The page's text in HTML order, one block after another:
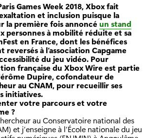
Games Week 2018, Xbox fait
et inclusion puisque la
la première fois annoncéun stand
personnes à mobilité réduite et sa
en France, dont les bénéfices
à l’association Capgame
du jeu vidéo. Pour
française du Xbox Wire est partie
Dupire, cofondateur de
au CNAM, pour recueillir ses
initiatives.
votre parcours et votre
?
au Conservatoire national des
et j’enseigne à l’École nationale du jeu